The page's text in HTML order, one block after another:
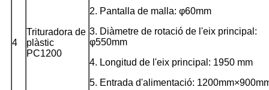
4
Trituradora de
plàstic
PC1200
2. Pantalla de malla: φ60mm
3. Diàmetre de rotació de l'eix principal:
φ550mm
4. Longitud de l'eix principal: 1950 mm
5. Entrada d'alimentació: